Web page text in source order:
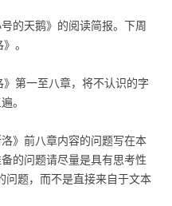
的天鹅》的阅读简报。下周
。
第一至八章，将不认识的字
。
》前八章内容的问题写在本
的问题请尽量是具有思考性
问题，而不是直接来自于文本